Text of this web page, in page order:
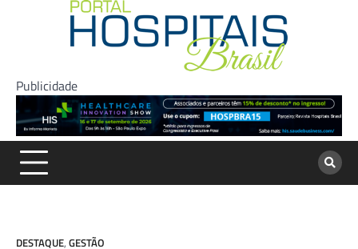
Publicidade
DESTAQUE, GESTÃO